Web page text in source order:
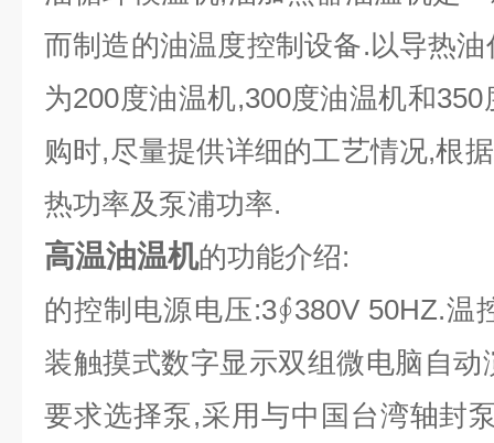
而制造的油温度控制设备.以导热
为200度油温机,300度油温机和
购时,尽量提供详细的工艺情况,根
热功率及泵浦功率.
高温油温机的功能介绍:
的控制电源电压:3∮380V 50HZ.温
装触摸式数字显示双组微电脑自
要求选择泵,采用与中国台湾轴封